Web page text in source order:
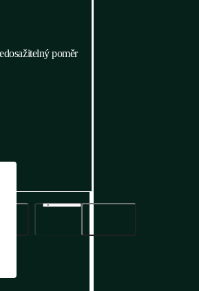
poměr
Přídáno do poptávky